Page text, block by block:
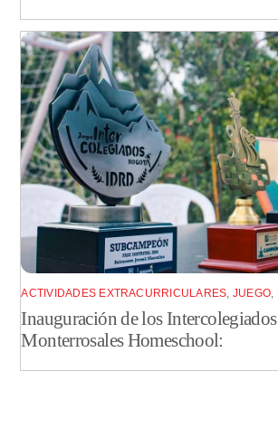
ACTIVIDADES EXTRACURRICULARES, JUEGO,
Inauguración de los
Monterrosales Homeschool: